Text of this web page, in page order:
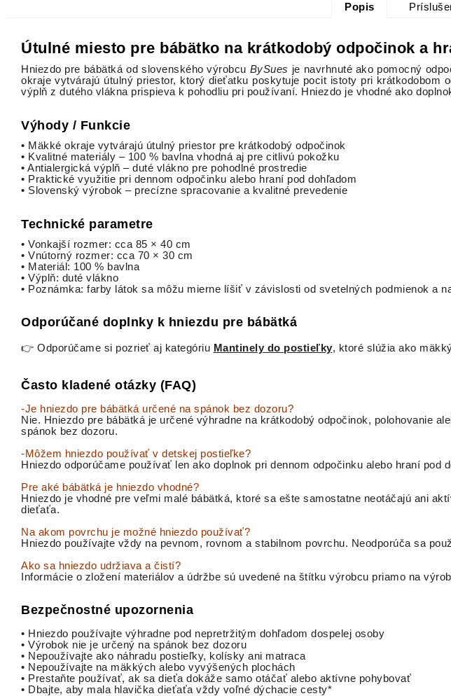
Popis
Útulné miesto pre bábätko na krátkodobý odpočinok a
Hniezdo pre bábätká od slovenského výrobcu BySues je navrhnuté ako pomocný
okraje vytvárajú útulný priestor, ktorý dieťatku poskytuje pocit istoty pri krátkodobom
výplň z dutého vlákna prispieva k pohodliu pri používaní. Hniezdo je vhodné ako
Výhody / Funkcie
• Mäkké okraje vytvárajú útulný priestor pre krátkodobý odpočinok
• Kvalitné materiály – 100 % bavlna vhodná aj pre citlivú pokožku
• Antialergická výplň – duté vlákno pre pohodlné prostredie
• Praktické využitie pri dennom odpočinku alebo hraní pod dohľadom
• Slovenský výrobok – precízne spracovanie a kvalitné prevedenie
Technické parametre
• Vonkajší rozmer: cca 85 × 40 cm
• Vnútorný rozmer: cca 70 × 30 cm
• Materiál: 100 % bavlna
• Výplň: duté vlákno
• Poznámka: farby látok sa môžu mierne líšiť v závislosti od svetelných podmienok a
Odporúčané doplnky k hniezdu pre bábätká
👉 Odporúčame si pozrieť aj kategóriu Mantinely do postieľky, ktoré slúžia ako
Často kladené otázky (FAQ)
-Je hniezdo pre bábätká určené na spánok bez dozoru?
Nie. Hniezdo pre bábätká je určené výhradne na krátkodobý odpočinok, polohovanie
spánok bez dozoru.
-Môžem hniezdo používať v detskej postieľke?
Hniezdo odporúčame používať len ako doplnok pri dennom odpočinku alebo hraní
Pre aké bábätká je hniezdo vhodné?
Hniezdo je vhodné pre veľmi malé bábätká, ktoré sa ešte samostatne neotáčajú ani
dieťaťa.
Na akom povrchu je možné hniezdo používať?
Hniezdo používajte vždy na pevnom, rovnom a stabilnom povrchu. Neodporúča sa
Ako sa hniezdo udržiava a čistí?
Informácie o zložení materiálov a údržbe sú uvedené na štítku výrobcu priamo na
Bezpečnostné upozornenia
• Hniezdo používajte výhradne pod nepretržitým dohľadom dospelej osoby
• Výrobok nie je určený na spánok bez dozoru
• Nepoužívajte ako náhradu postieľky, kolísky ani matraca
• Nepoužívajte na mäkkých alebo vyvýšených plochách
• Prestaňte používať, ak sa dieťa dokáže samo otáčať alebo aktívne pohybovať
• Dbajte, aby mala hlavička dieťaťa vždy voľné dýchacie cesty*